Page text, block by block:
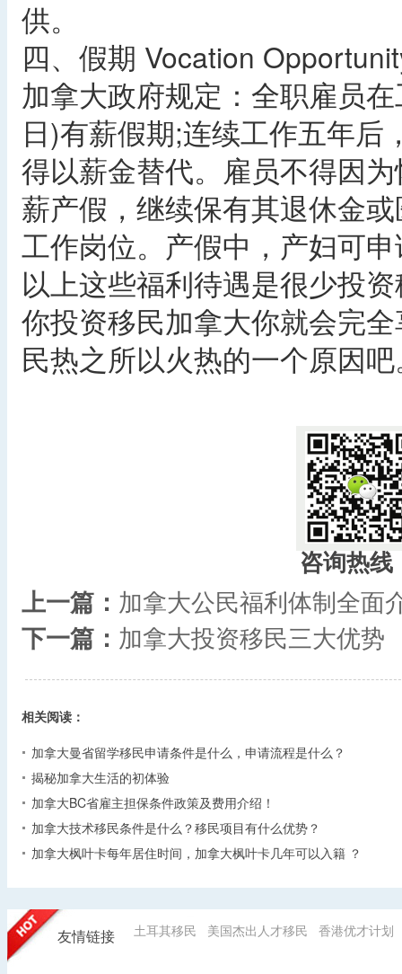
供。
四、假期 Vocation
加拿大政府规定：全职雇员
日)有薪假期;连续工作五年
得以薪金替代。雇员不得因
薪产假，继续保有其退休金
工作岗位。产假中，产妇可
以上这些福利待遇是很少投
你投资移民加拿大你就会完
民热之所以火热的一个原因
咨询热线
上一篇： 加拿大公民福利体制全面
下一篇： 加拿大投资移民三大优势
相关阅读：
加拿大曼省留学移民申请条件是什么，申请流程是什么？
揭秘加拿大生活的初体验
加拿大BC省雇主担保条件政策及费用介绍！
加拿大技术移民条件是什么？移民项目有什么优势？
加拿大枫叶卡每年居住时间，加拿大枫叶卡几年可以入籍 ？
友情链接 土耳其移民 美国杰出人才移民 香港优才计划